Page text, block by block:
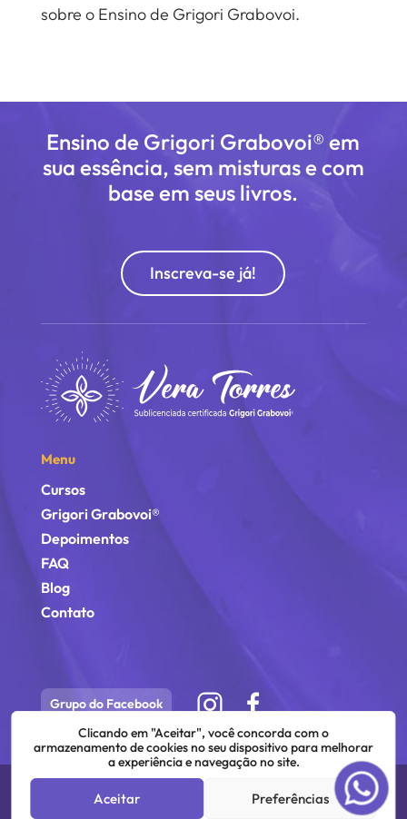
Clicando em "Aceitar", você concorda com o
armazenamento de cookies no seu dispositivo para melhorar
a experiência e navegação no site.
Aceitar Preferências
sobre o Ensino de Grigori Grabovoi.
Ensino de Grigori Grabovoi® em
sua essência, sem misturas e com
base em seus livros.
Inscreva-se já!
Menu
Cursos
Grigori Grabovoi®
Depoimentos
FAQ
Blog
Contato
Grupo do Facebook
Vera Torres | Todos os direitos estão reservados.